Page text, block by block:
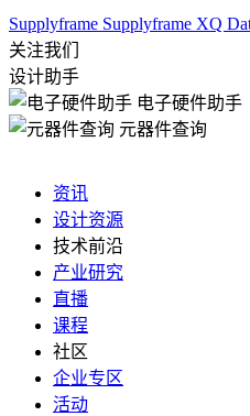
Supplyframe Supplyframe XQ
关注我们
设计助手
电子硬件助手
元器件查询
资讯
设计资源
技术前沿
产业研究
直播
课程
社区
企业专区
活动